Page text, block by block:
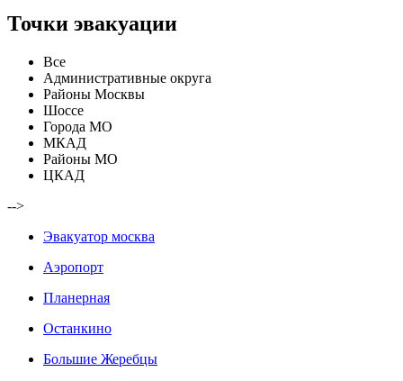
Точки эвакуации
Все
Административные округа
Районы Москвы
Шоссе
Города МО
МКАД
Районы МО
ЦКАД
-->
Эвакуатор москва
Аэропорт
Планерная
Останкино
Большие Жеребцы